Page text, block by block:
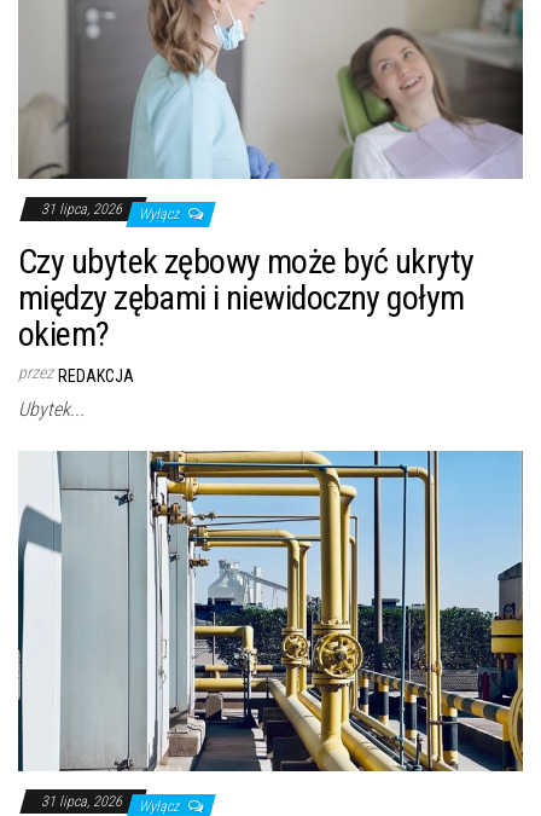
31 lipca, 2026 Wyłącz
Czy ubytek zębowy może być ukryty
między zębami i niewidoczny gołym
okiem?
przez REDAKCJA
Ubytek...
31 lipca, 2026 Wyłącz